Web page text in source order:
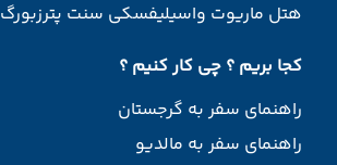
هتل ماریوت واسیلیفسکی سنت پترزبورگ
کجا بریم ؟ چی کار کنیم ؟
راهنمای سفر به گرجستان
راهنمای سفر به مالدیو